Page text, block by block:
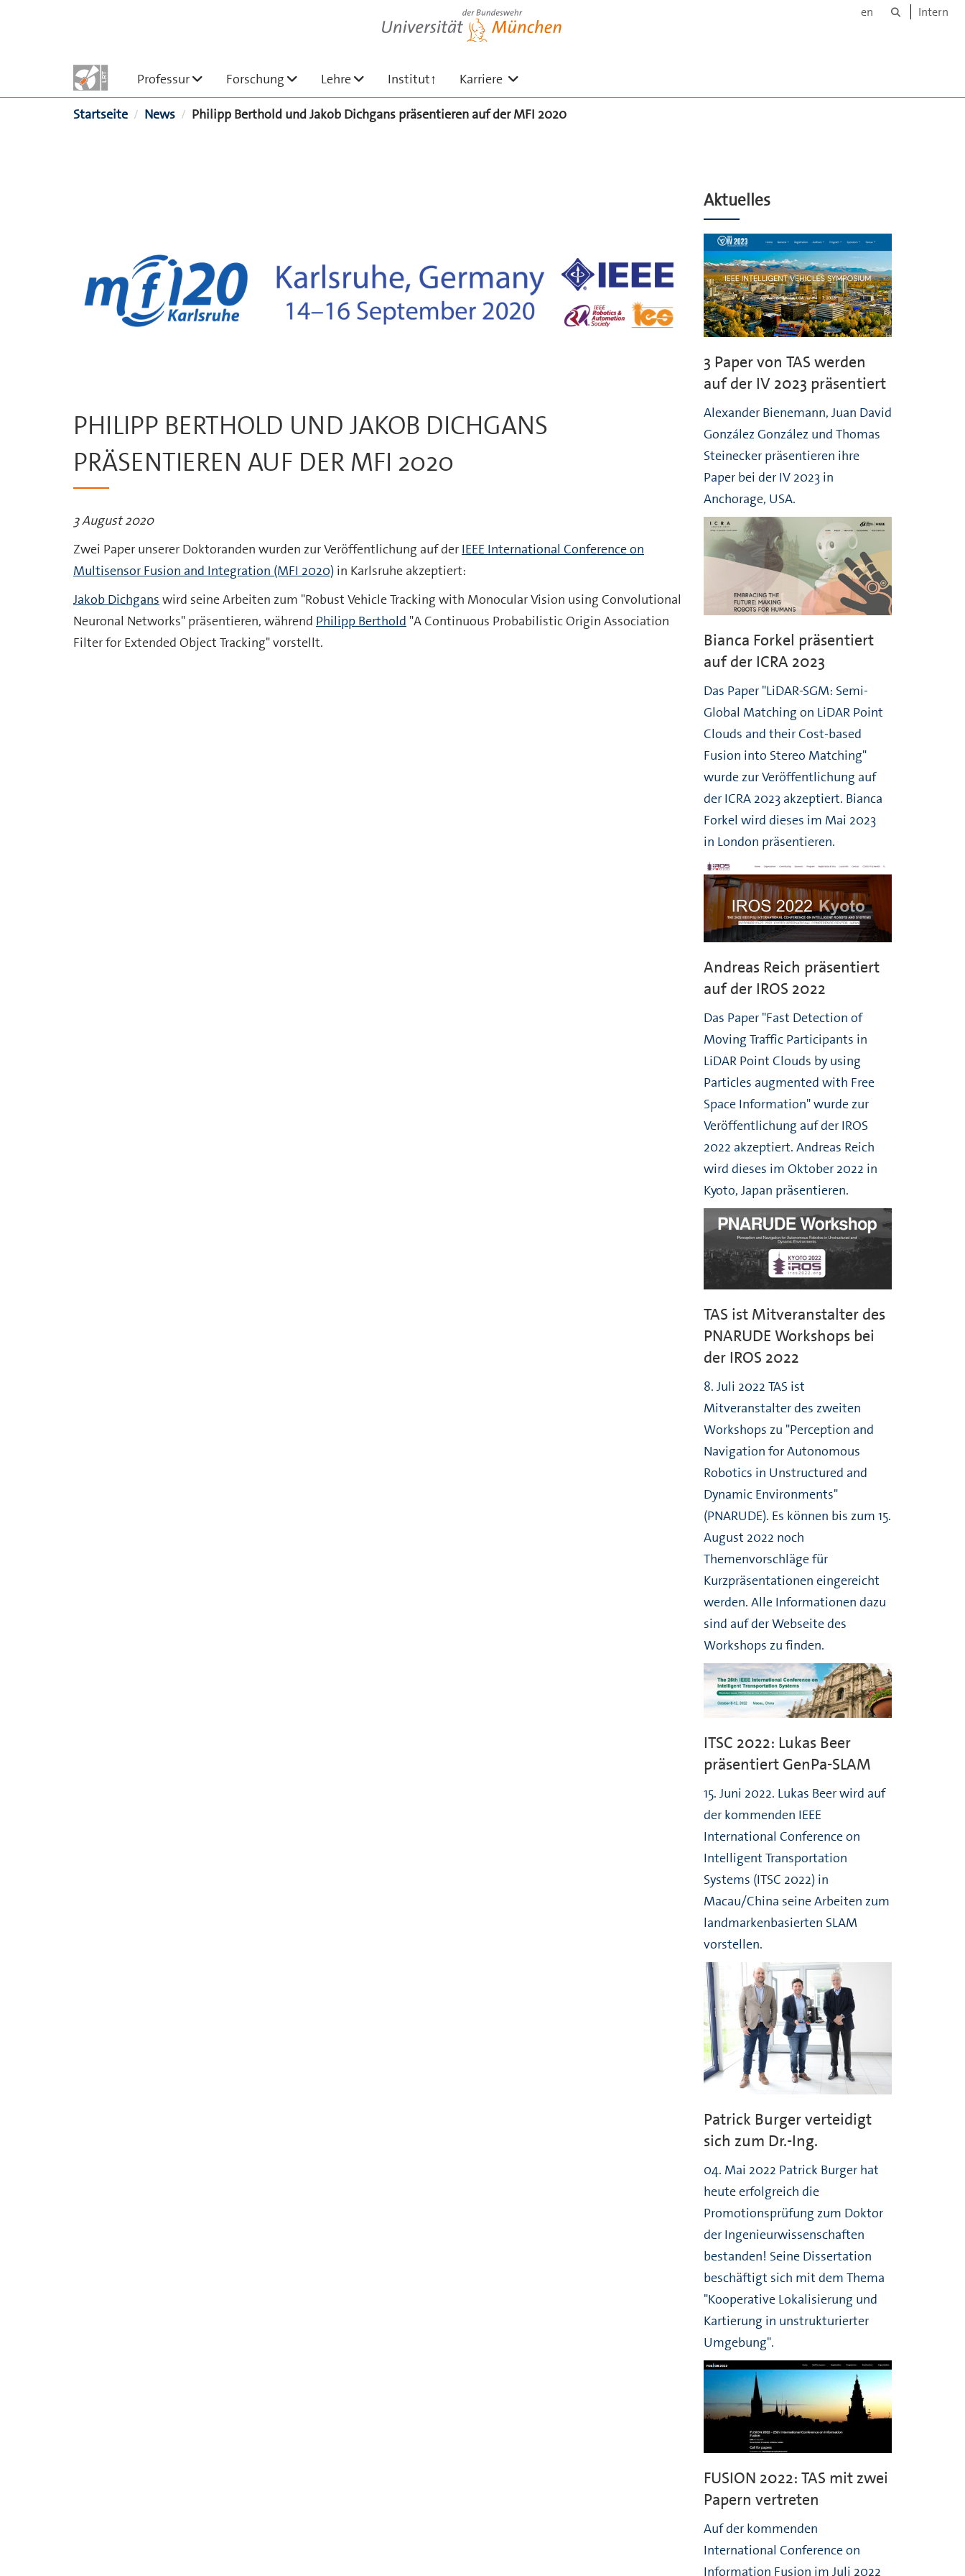
en Intern
Professur Untermenü ausklappen
Forschung Untermenü ausklappen
Lehre Untermenü ausklappen
Institut↑ Karriere
Untermenü ausklappen
Sie sind hier
Startseite News Philipp Berthold und Jakob Dichgans präsentieren auf der MFI 2020
PHILIPP BERTHOLD UND JAKOB DICHGANS
PRÄSENTIEREN AUF DER MFI 2020
3 August 2020
Zwei Paper unserer Doktoranden wurden zur Veröffentlichung auf der IEEE International Conference on
Multisensor Fusion and Integration (MFI 2020) in Karlsruhe akzeptiert:
Jakob Dichgans wird seine Arbeiten zum "Robust Vehicle Tracking with Monocular Vision using Convolutional
Neuronal Networks" präsentieren, während Philipp Berthold "A Continuous Probabilistic Origin Association
Filter for Extended Object Tracking" vorstellt.
Aktuelles
3 Paper von TAS werden
auf der IV 2023 präsentiert
Alexander Bienemann, Juan David
González González und Thomas
Steinecker präsentieren ihre
Paper bei der IV 2023 in
Anchorage, USA.
Bianca Forkel präsentiert
auf der ICRA 2023
Das Paper "LiDAR-SGM: Semi-
Global Matching on LiDAR Point
Clouds and their Cost-based
Fusion into Stereo Matching"
wurde zur Veröffentlichung auf
der ICRA 2023 akzeptiert. Bianca
Forkel wird dieses im Mai 2023
in London präsentieren.
Andreas Reich präsentiert
auf der IROS 2022
Das Paper "Fast Detection of
Moving Traffic Participants in
LiDAR Point Clouds by using
Particles augmented with Free
Space Information" wurde zur
Veröffentlichung auf der IROS
2022 akzeptiert. Andreas Reich
wird dieses im Oktober 2022 in
Kyoto, Japan präsentieren.
TAS ist Mitveranstalter des
PNARUDE Workshops bei
der IROS 2022
8. Juli 2022 TAS ist
Mitveranstalter des zweiten
Workshops zu "Perception and
Navigation for Autonomous
Robotics in Unstructured and
Dynamic Environments"
(PNARUDE). Es können bis zum 15.
August 2022 noch
Themenvorschläge für
Kurzpräsentationen eingereicht
werden. Alle Informationen dazu
sind auf der Webseite des
Workshops zu finden.
ITSC 2022: Lukas Beer
präsentiert GenPa-SLAM
15. Juni 2022. Lukas Beer wird auf
der kommenden IEEE
International Conference on
Intelligent Transportation
Systems (ITSC 2022) in
Macau/China seine Arbeiten zum
landmarkenbasierten SLAM
vorstellen.
Patrick Burger verteidigt
sich zum Dr.-Ing.
04. Mai 2022 Patrick Burger hat
heute erfolgreich die
Promotionsprüfung zum Doktor
der Ingenieurwissenschaften
bestanden! Seine Dissertation
beschäftigt sich mit dem Thema
"Kooperative Lokalisierung und
Kartierung in unstrukturierter
Umgebung".
FUSION 2022: TAS mit zwei
Papern vertreten
Auf der kommenden
International Conference on
Information Fusion im Juli 2022